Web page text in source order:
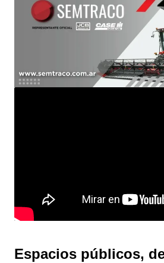
Espacios públicos,